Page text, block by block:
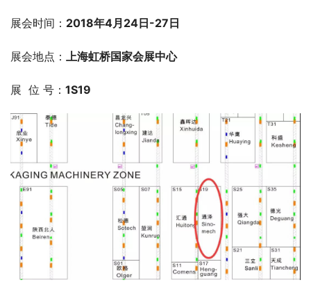
展会时间： 2018年4月24日-27日
展会地点： 上海虹桥国家会展中心
展  位 号： 1S19